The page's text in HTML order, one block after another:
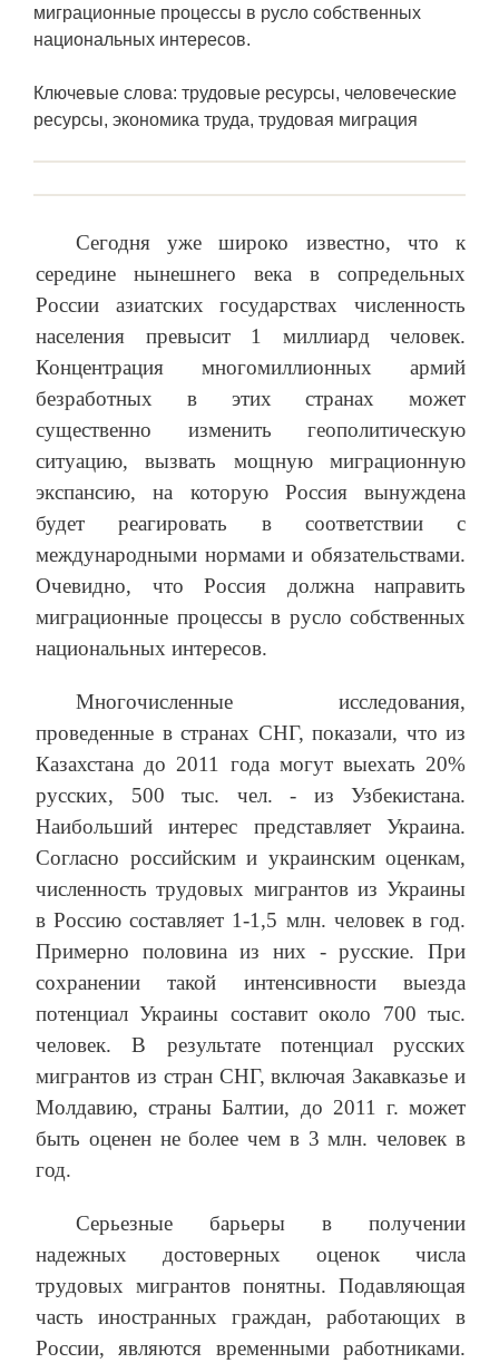
миграционные процессы в русло собственных
национальных интересов.
Ключевые слова: трудовые ресурсы, человеческие
ресурсы, экономика труда, трудовая миграция
Сегодня уже широко известно, что к
середине нынешнего века в сопредельных
России азиатских государствах численность
населения превысит 1 миллиард человек.
Концентрация многомиллионных армий
безработных в этих странах может
существенно изменить геополитическую
ситуацию, вызвать мощную миграционную
экспансию, на которую Россия вынуждена
будет реагировать в соответствии с
международными нормами и обязательствами.
Очевидно, что Россия должна направить
миграционные процессы в русло собственных
национальных интересов.
Многочисленные исследования,
проведенные в странах СНГ, показали, что из
Казахстана до 2011 года могут выехать 20%
русских, 500 тыс. чел. - из Узбекистана.
Наибольший интерес представляет Украина.
Согласно российским и украинским оценкам,
численность трудовых мигрантов из Украины
в Россию составляет 1-1,5 млн. человек в год.
Примерно половина из них - русские. При
сохранении такой интенсивности выезда
потенциал Украины составит около 700 тыс.
человек. В результате потенциал русских
мигрантов из стран СНГ, включая Закавказье и
Молдавию, страны Балтии, до 2011 г. может
быть оценен не более чем в 3 млн. человек в
год.
Серьезные барьеры в получении
надежных достоверных оценок числа
трудовых мигрантов понятны. Подавляющая
часть иностранных граждан, работающих в
России, являются временными работниками.